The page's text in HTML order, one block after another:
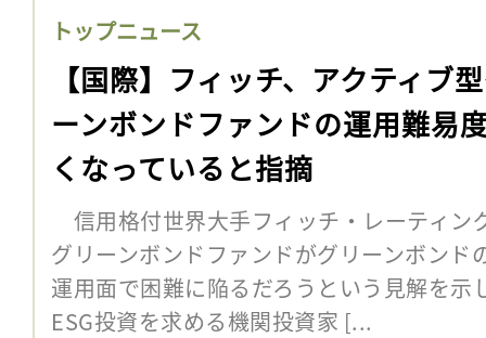
トップニュース
【国際】フィッチ、アクティブ
ーンボンドファンドの運用難易
くなっていると指摘
信用格付世界大手フィッチ・レーティン
グリーンボンドファンドがグリーンボンド
運用面で困難に陥るだろうという見解を示
ESG投資を求める機関投資家 [...